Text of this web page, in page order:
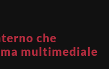
che
multimediale